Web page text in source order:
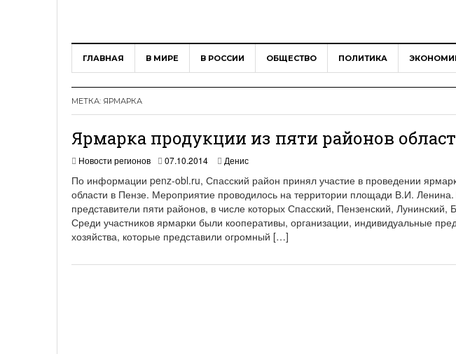
ГЛАВНАЯ В МИРЕ В РОССИИ ОБЩЕСТВО ПОЛИТИКА
МЕТКА: ЯРМАРКА
Ярмарка продукции из пяти районов
Новости регионов 07.10.2014 Денис
По информации penz-obl.ru, Спасский район принял участие в проведении
области в Пензе. Мероприятие проводилось на территории площади В.И.
представители пяти районов, в числе которых Спасский, Пензенский,
Среди участников ярмарки были кооперативы, организации, индивидуальные
хозяйства, которые представили огромный […]